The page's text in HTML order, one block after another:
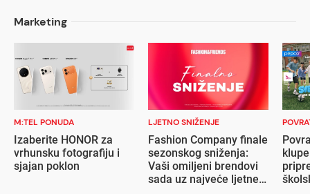
Marketing
M:TEL PONUDA
Izaberite HONOR za
vrhunsku fotografiju i
sjajan poklon
LJETNO SNIŽENJE
Fashion Company finale
sezonskog sniženja:
Vaši omiljeni brendovi
sada uz najveće ljetne